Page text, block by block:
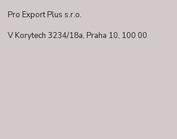
Pro Export Plus s.r.o.
V Korytech 3234/18a, Praha 10, 100 00